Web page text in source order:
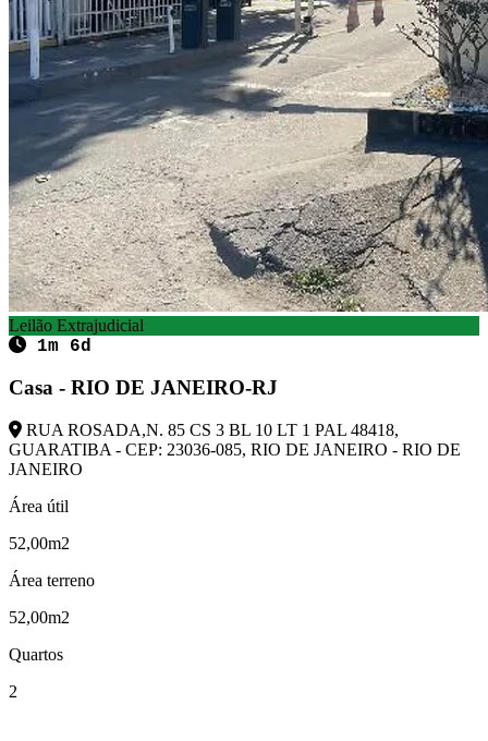
Leilão Extrajudicial
1m 6d
Casa - RIO DE JANEIRO-RJ
RUA ROSADA,N. 85 CS 3 BL 10 LT 1 PAL 48418,
GUARATIBA - CEP: 23036-085, RIO DE JANEIRO - RIO DE
JANEIRO
Área útil
52,00m2
Área terreno
52,00m2
Quartos
2